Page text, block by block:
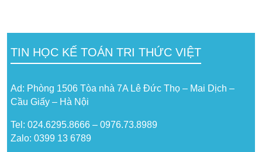
TIN HỌC KẾ TOÁN TRI THỨC VIỆT
Ad: Phòng 1506 Tòa nhà 7A Lê Đức Thọ – Mai Dịch –
Cầu Giấy – Hà Nội
Tel: 024.6295.8666 – 0976.73.8989
Zalo: 0399 13 6789